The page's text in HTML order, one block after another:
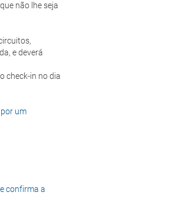
não lhe seja
e deverá
um
confirma a